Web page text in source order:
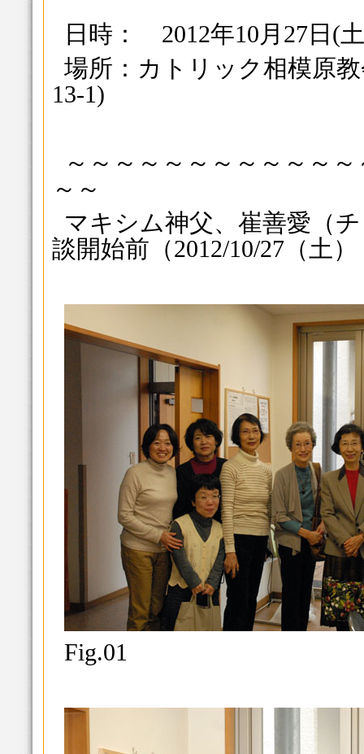
日時： 2012年10月27日
場所：カトリック相模原
13-1)
～～～～～～～～～～～
～～
マキシム神父、崔善愛（
談開始前（2012/10/27（土
Fig.01